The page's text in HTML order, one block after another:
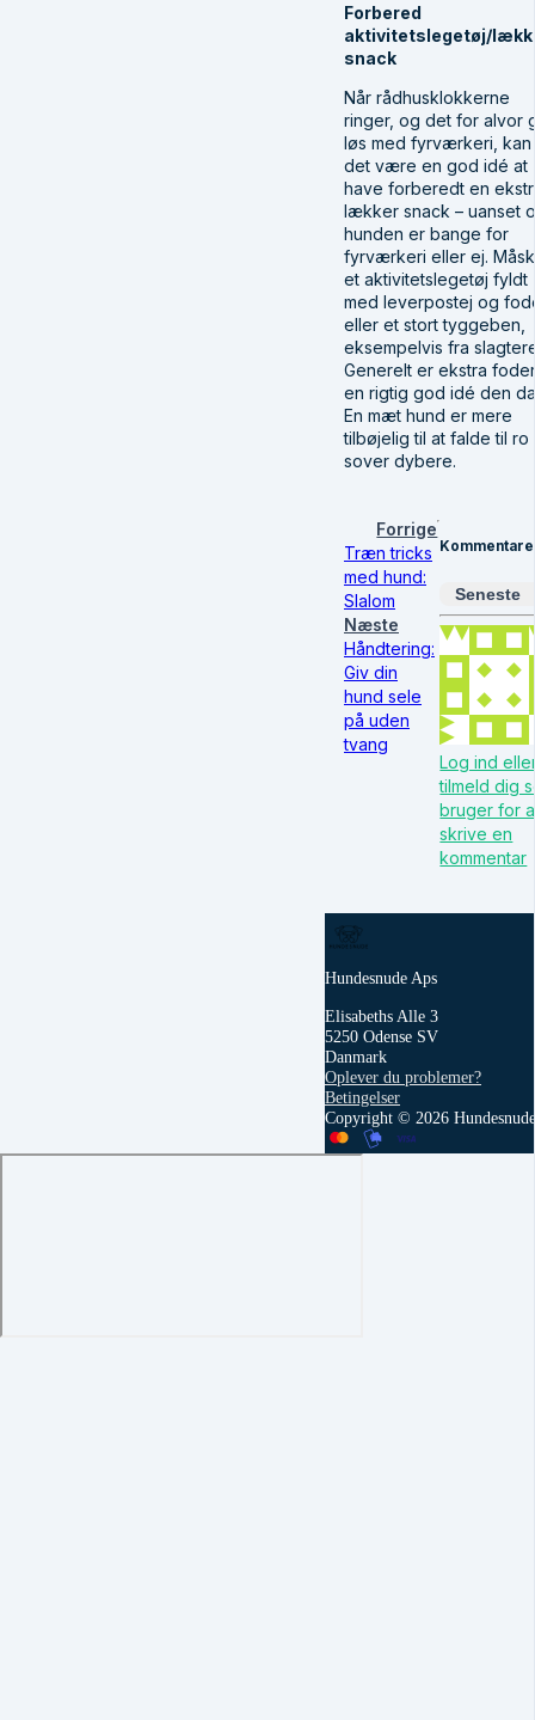
Forbered
aktivitetslegetøj/
snack
Når rådhusklokkerne
ringer, og det for alvor
løs med fyrværkeri, kan
det være en god idé at
have forberedt en
lækker snack – uanset
hunden er bange for
fyrværkeri eller ej.
et aktivitetslegetøj fyldt
med leverpostej og
eller et stort tyggeben,
eksempelvis fra
Generelt er ekstra foder
en rigtig god idé den
En mæt hund er mere
tilbøjelig til at falde til ro
sover dybere.
Forrige
Træn tricks
med hund:
Slalom
Næste
Håndtering:
Giv din
hund sele
på uden
tvang
Seneste
Log ind
tilmeld dig
bruger for
skrive en
kommentar
Hundesnude Aps
Elisabeths Alle 3
5250 Odense SV
Danmark
Oplever du problemer?
Betingelser
Copyright © 2026